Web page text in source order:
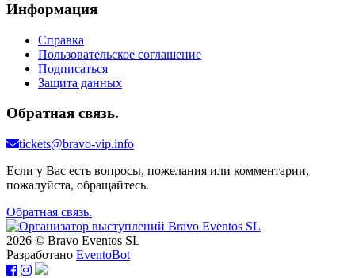
Информация
Справка
Пользовательское соглашение
Подписаться
Защита данных
Обратная связь.
tickets@bravo-vip.info
Если у Вас есть вопросы, пожелания или комментарии,
пожалуйста, обращайтесь.
Обратная связь.
2026 © Bravo Eventos SL
Разработано EventoBot